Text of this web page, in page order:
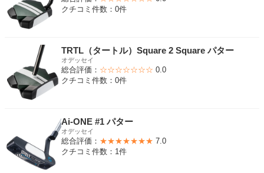
クチコミ件数：0件
TRTL（タートル）Square 2 Square パター
オデッセイ
総合評価： ☆☆☆☆☆☆☆ 0.0
クチコミ件数：0件
Ai-ONE #1 パター
オデッセイ
総合評価： ★★★★★★★ 7.0
クチコミ件数：1件